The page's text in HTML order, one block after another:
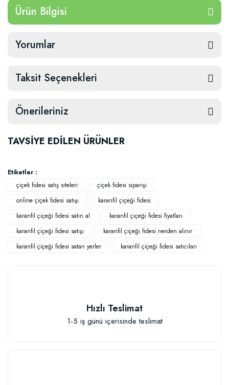
Ürün Bilgisi
Yorumlar
Taksit Seçenekleri
Önerileriniz
TAVSİYE EDİLEN ÜRÜNLER
Sebze ve Çiçek Fidesi Dikim Gübresi (50 Fide İçin)
Etiketler :
çiçek fidesi satış siteleri
çiçek fidesi siparişi
online çiçek fidesi satışı
karanfil çiçeği fidesi
karanfil çiçeği fidesi satın al
karanfil çiçeği fidesi fiyatları
karanfil çiçeği fidesi satışı
karanfil çiçeği fidesi nerden alınır
karanfil çiçeği fidesi satan yerler
karanfil çiçeği fidesi satıcıları
Hızlı Teslimat
1-5 iş günü içerisinde teslimat